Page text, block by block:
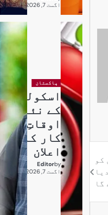
کو
گا
اگست 7, 2026
پاکستان
اسکولوں
کے نئے
اوقاتِ
کار کا
اعلان
by
Editor
اگست 7, 2026